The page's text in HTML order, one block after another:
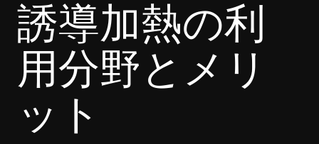
誘導加熱の利
用分野とメリ
ット